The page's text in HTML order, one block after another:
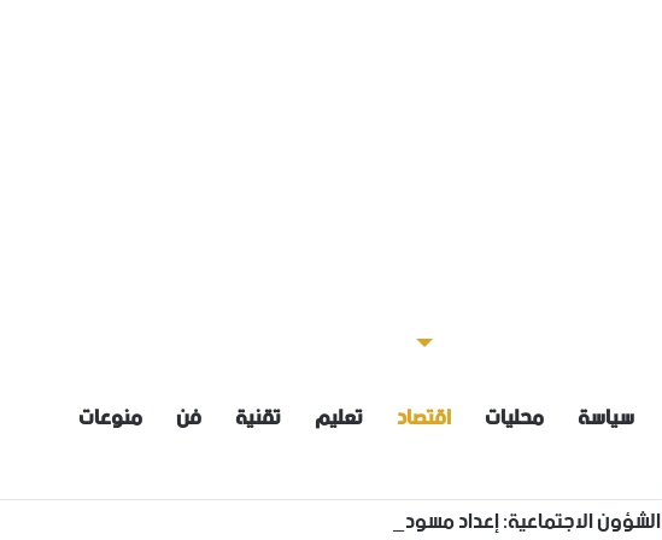
سياسة محليات اقتصاد تعليم تقنية فن منوعات
الشؤون الاجتماعية: إعداد مسودة مشروع قانون لمكافحة العنف الأسري ‏